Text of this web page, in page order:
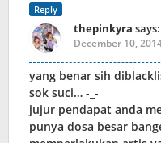
Reply
thepinkyra says:
December 10,
yang benar sih
sok suci… -_-
jujur pendapat anda
punya dosa besar